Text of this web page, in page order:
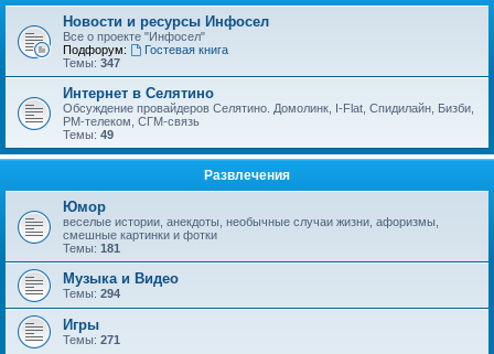
Новости и ресурсы Инфосел
Все о проекте "Инфосел"
Подфорум:
Гостевая книга
Темы: 347
Интернет в Селятино
Обсуждение провайдеров Селятино. Домолинк, I-Flat, Спидилайн, Бизби,
РМ-телеком, СГМ-связь
Темы: 49
Развлечения
Юмор
веселые истории, анекдоты, необычные случаи жизни, афоризмы,
смешные картинки и фотки
Темы: 181
Музыка и Видео
Темы: 294
Игры
Темы: 271